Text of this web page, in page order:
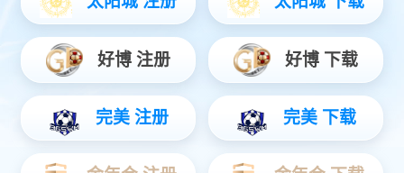
立即订阅
微信搜一搜
jiuyou.com智能